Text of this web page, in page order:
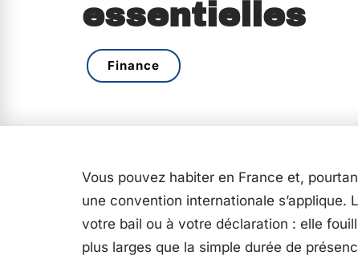
essentielles
Finance
Vous pouvez habiter en France et,
une convention internationale s’applique.
votre bail ou à votre déclaration : elle
plus larges que la simple durée de